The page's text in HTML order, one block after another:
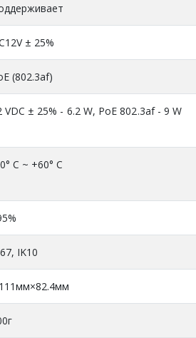
± 25%
(802.3af)
VDC ± 25% - 6.2 W, PoE 802.3af - 9 W
C ~ +60° C
IK10